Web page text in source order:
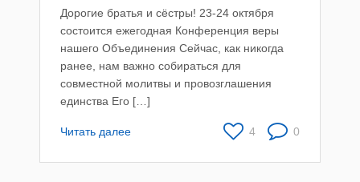
Дорогие братья и сёстры! 23-24 октября
состоится ежегодная Конференция веры
нашего Объединения Сейчас, как никогда
ранее, нам важно собираться для
совместной молитвы и провозглашения
единства Его […]
Читать далее 0
4